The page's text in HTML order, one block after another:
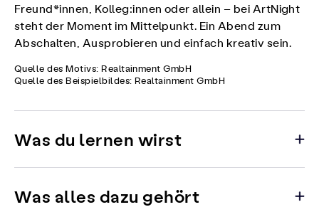
Freund*innen, Kolleg:innen oder allein – bei ArtNight
steht der Moment im Mittelpunkt. Ein Abend zum
Abschalten, Ausprobieren und einfach kreativ sein.
Quelle des Motivs: Realtainment GmbH
Quelle des Beispielbildes: Realtainment GmbH
Was du lernen wirst
Was alles dazu gehört